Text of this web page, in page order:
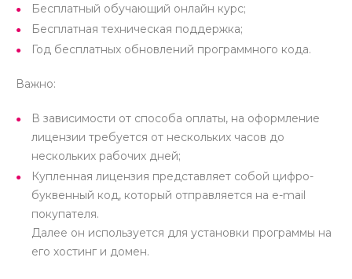
Бесплатный обучающий онлайн курс;
Бесплатная техническая поддержка;
Год бесплатных обновлений программного кода.
Важно:
В зависимости от способа оплаты, на оформление
лицензии требуется от нескольких часов до
нескольких рабочих дней;
Купленная лицензия представляет собой цифро-
буквенный код, который отправляется на e-mail
покупателя.
Далее он используется для установки программы на
его хостинг и домен.